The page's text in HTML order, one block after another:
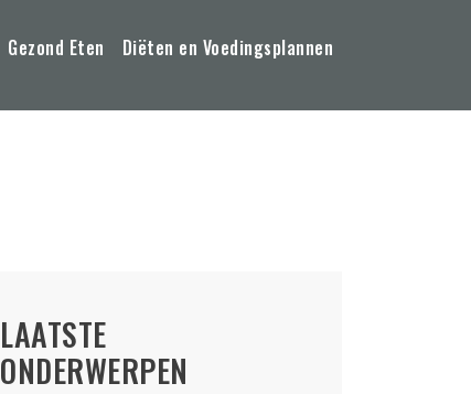
Gezond Eten Diëten en Voedingsplannen
LAATSTE
ONDERWERPEN